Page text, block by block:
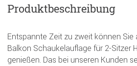
Produktbeschreibung
Entspannte Zeit zu zweit können
Balkon Schaukelauflage für 2-Sitzer
genießen. Das bei unseren Kunden